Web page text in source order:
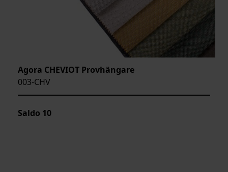
Agora CHEVIOT Provhängare
003-CHV
Saldo 10